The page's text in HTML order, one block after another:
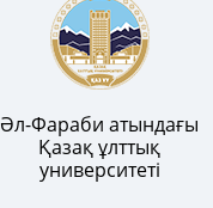
Әл-Фараби атындағы
Қазақ ұлттық
университеті